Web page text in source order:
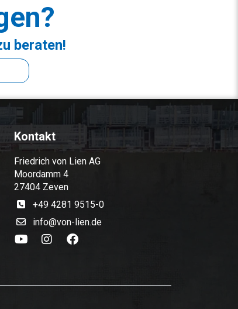
beraten!
Kontakt
Friedrich von Lien AG
Moordamm 4
27404 Zeven
+49 4281 9515-0
info@von-lien.de